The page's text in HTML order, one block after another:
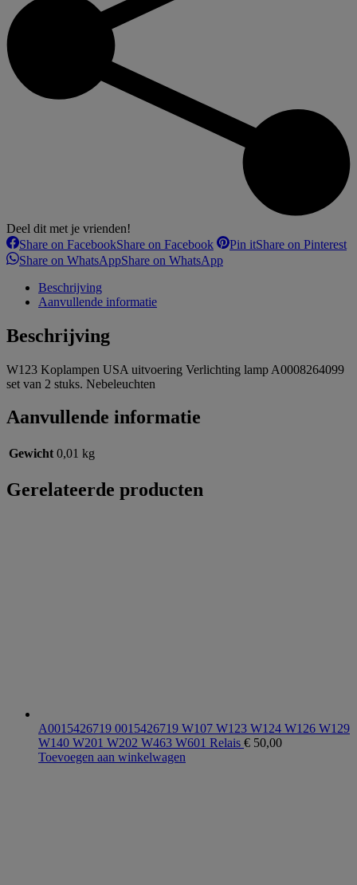
Deel dit met je vrienden!
Share on FacebookShare on Facebook Pin itShare on Pinterest
Share on WhatsAppShare on WhatsApp
Beschrijving
Aanvullende informatie
Beschrijving
W123 Koplampen USA uitvoering Verlichting lamp A0008264099
set van 2 stuks. Nebeleuchten
Aanvullende informatie
Gewicht 0,01 kg
Gerelateerde producten
A0015426719 0015426719 W107 W123 W124 W126 W129
W140 W201 W202 W463 W601 Relais € 50,00
Toevoegen aan winkelwagen